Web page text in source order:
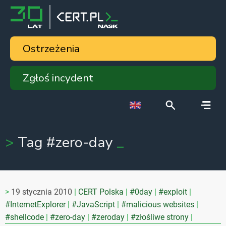
Ostrzeżenia
Zgłoś incydent
Tag #zero-day
19 stycznia 2010 CERT Polska #0day
#exploit
#InternetExplorer
#JavaScript
#malicious websites
#shellcode
#zero-day #zeroday #złośliwe strony